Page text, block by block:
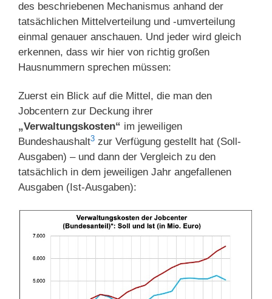
des beschriebenen Mechanismus anhand der
tatsächlichen Mittelverteilung und -umverteilung
einmal genauer anschauen. Und jeder wird gleich
erkennen, dass wir hier von richtig großen
Hausnummern sprechen müssen:
Zuerst ein Blick auf die Mittel, die man den
Jobcentern zur Deckung ihrer
„Verwaltungskosten“ im jeweiligen
Bundeshaushalt3 zur Verfügung gestellt hat (Soll-
Ausgaben) – und dann der Vergleich zu den
tatsächlich in dem jeweiligen Jahr angefallenen
Ausgaben (Ist-Ausgaben):